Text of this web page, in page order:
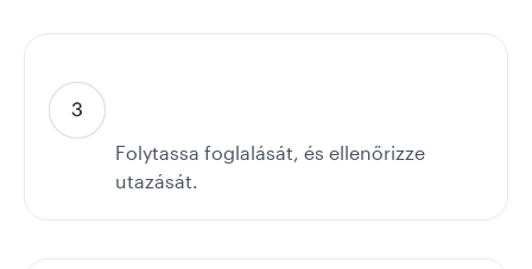
Folytassa foglalását, és ellenőrizze
utazását.